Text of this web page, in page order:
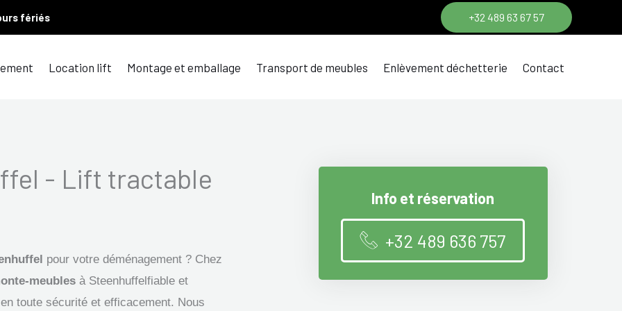
fériés +32 489 63 67 57
Location lift Montage et emballage Transport de meubles Enlèvement déchetterie Contact
- Lift tractable
pour votre déménagement ? Chez
meubles à Steenhuffelfiable et
toute sécurité et efficacement. Nous
Info et réservation
+32 489 636 757